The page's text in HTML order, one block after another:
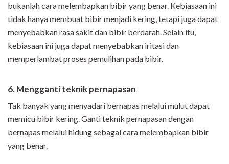
bukanlah cara melembapkan bibir yang benar. Kebiasaan ini
tidak hanya membuat bibir menjadi kering, tetapi juga dapat
menyebabkan rasa sakit dan bibir berdarah. Selain itu,
kebiasaan ini juga dapat menyebabkan iritasi dan
memperlambat proses pemulihan pada bibir.
6. Mengganti teknik pernapasan
Tak banyak yang menyadari bernapas melalui mulut dapat
memicu bibir kering. Ganti teknik pernapasan dengan
bernapas melalui hidung sebagai cara melembapkan bibir
yang benar.